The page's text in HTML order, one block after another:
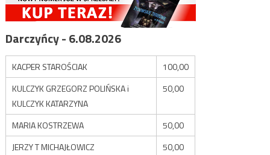
Darczyńcy - 6.08.2026
KACPER STAROŚCIAK
100,00
KULCZYK GRZEGORZ POLIŃSKA i
KULCZYK KATARZYNA
50,00
MARIA KOSTRZEWA
50,00
JERZY T MICHAJŁOWICZ
50,00